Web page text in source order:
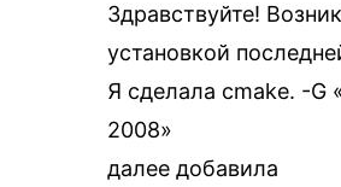
Здравствуйте!
установкой
Я сделала cmake. -G
2008»
далее добавила